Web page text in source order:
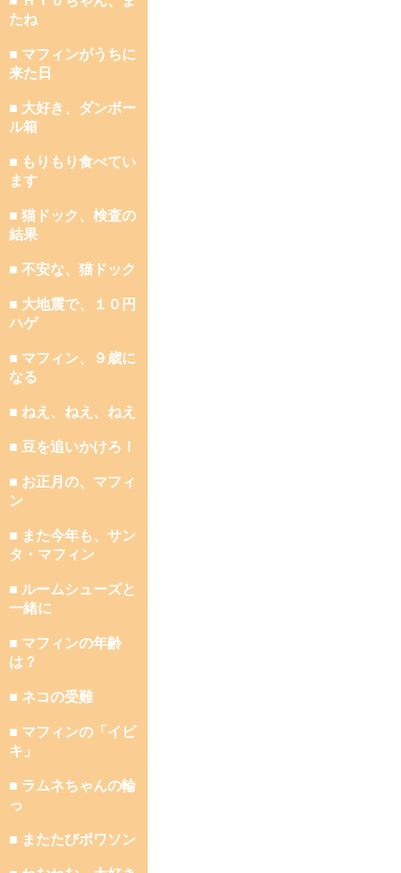
たね
■ マフィンがうちに
来た日
■ 大好き、ダンボー
ル箱
■ もりもり食べてい
ます
■ 猫ドック、検査の
結果
■ 不安な、猫ドック
■ 大地震で、１０円
ハゲ
■ マフィン、９歳に
なる
■ ねえ、ねえ、ねえ
■ 豆を追いかけろ！
■ お正月の、マフィ
ン
■ また今年も、サン
タ・マフィン
■ ルームシューズと
一緒に
■ マフィンの年齢
は？
■ ネコの受難
■ マフィンの「イビ
キ」
■ ラムネちゃんの輪
っ
■ またたびポワソン